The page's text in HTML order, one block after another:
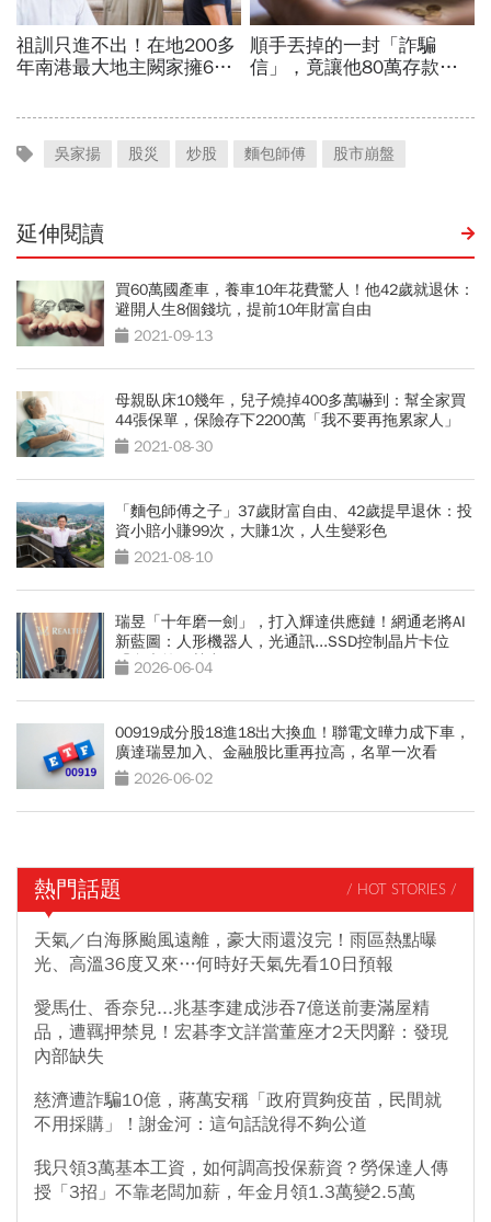
吳家揚 股災 炒股 麵包師傅 股市崩盤
延伸閱讀
買60萬國產車，養車10年花費驚人！他42歲就退休：
避開人生8個錢坑，提前10年財富自由
2021-09-13
母親臥床10幾年，兒子燒掉400多萬嚇到：幫全家買
44張保單，保險存下2200萬「我不要再拖累家人」
2021-08-30
「麵包師傅之子」37歲財富自由、42歲提早退休：投
資小賠小賺99次，大賺1次，人生變彩色
2021-08-10
瑞昱「十年磨一劍」，打入輝達供應鏈！網通老將AI
新藍圖：人形機器人，光通訊...SSD控制晶片卡位
「台廠第三勢力」
2026-06-04
00919成分股18進18出大換血！聯電文曄力成下車，
廣達瑞昱加入、金融股比重再拉高，名單一次看
2026-06-02
熱門話題 / HOT STORIES /
天氣／白海豚颱風遠離，豪大雨還沒完！雨區熱點曝
光、高溫36度又來…何時好天氣先看10日預報
愛馬仕、香奈兒...兆基李建成涉吞7億送前妻滿屋精
品，遭羈押禁見！宏碁李文詳當董座才2天閃辭：發現
內部缺失
慈濟遭詐騙10億，蔣萬安稱「政府買夠疫苗，民間就
不用採購」！謝金河：這句話說得不夠公道
我只領3萬基本工資，如何調高投保薪資？勞保達人傳
授「3招」不靠老闆加薪，年金月領1.3萬變2.5萬